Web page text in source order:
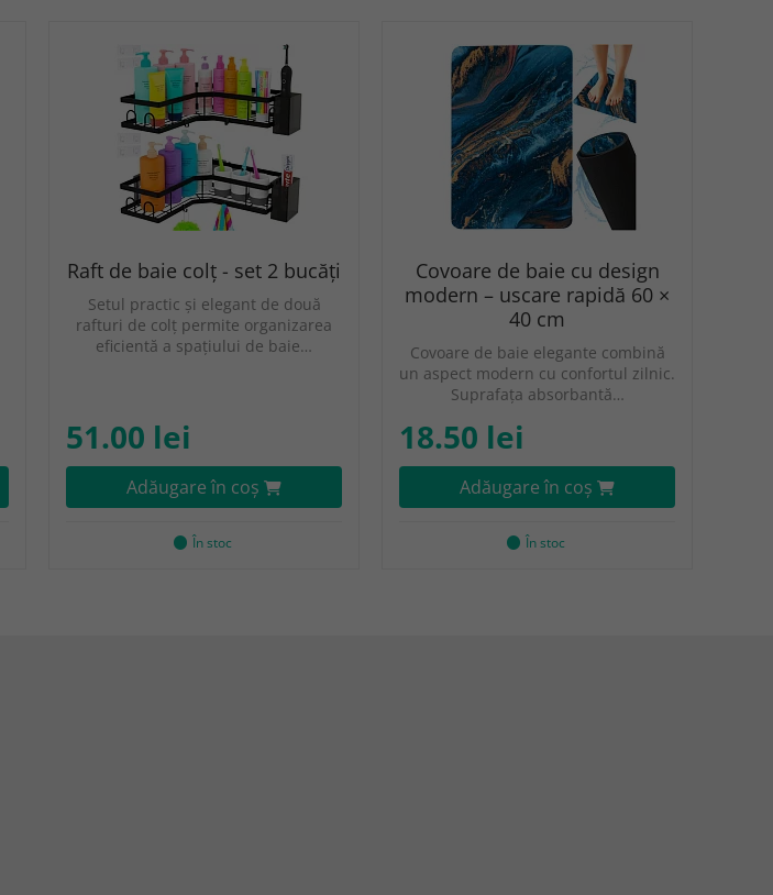
Raft de baie colț - set 2 bucăți
Setul practic și elegant de două
rafturi de colț permite organizarea
eficientă a spațiului de baie…
51.00 lei
Adăugare în coş
În stoc
Covoare de baie cu design
modern – uscare rapidă 60 ×
40 cm
Covoare de baie elegante combină
un aspect modern cu confortul zilnic.
Suprafața absorbantă…
18.50 lei
Adăugare în coş
În stoc